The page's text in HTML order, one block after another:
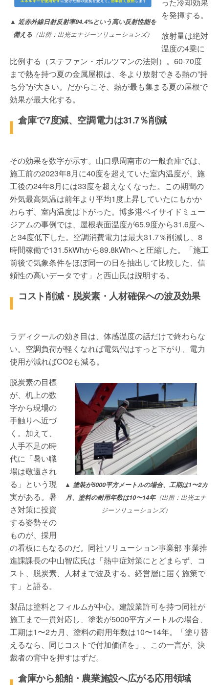
▲ 近赤外線日射反射率94.4%という高い反射性能を
備える （出所：出光エナジーソリューションズ）
った冷却効果
を発揮する。
放射量は絶対
温度の4乗に
比例する（ステファン・ボルツマンの法則）。60-70度
まで熱を持つ夏の金属屋根は、冬より放射できる熱の”持
ち分”が大きい。だからこそ、熱が最も集まる夏の屋根で
効果が最大化する。
倉庫で7度減、空調電力は31.7％削減
その効果を数字が示す。山口県周南市の一般倉庫では、
施工前の2023年8月に40度を超えていた室内温度が、施
工後の24年8月には33度を超えなくなった。この期間の
外気最高気温は前年より平均1度上昇していたにもかか
わらず、室内温度は下がった。博多港ベイサイドミュー
ジアムの事例では、屋根表面温度が65.9度から31.6度へ
と34度低下した。空調消費電力は最大31.7％削減し、8
時間稼働で131.5kWhから89.8kWhへと圧縮した。「施工
前後で気象条件をほぼ同一の日を抽出して比較した、信
頼性の高いデータです」と西山氏は説明する。
コスト削減・脱炭素・人材確保への波及効果
ラディクールの効き目は、体感温度の話だけで終わらな
い。空調負荷が軽くなれば電気代はすっと下がり、電力
使用が減ればCO2も減る。
▲ 塗装が5000平方メートルの場合、工期は1〜2カ
月、塗料の耐用年数は10〜14年（出所：出光エナ
ジーソリューションズ）
脱炭素の目標
が、机上の数
字から現場の
手触りへ近づ
く。加えて、
人手不足の時
代に「暑い職
場は敬遠され
る」という現
実がある。暑
さ対策に投資
する姿勢その
ものが、採用
の看板にもなるのだ。同社ソリューション事業部 事業推
進課課長の中山智広氏は「熱中症対策にとどまらず、コ
スト、脱炭素、人材まで波及する。経営層に届く施策で
す」と語る。
製品は塗料とフィルムが中心。建設業許可を持つ同社が
施工まで一貫対応し、塗装が5000平方メートルの場合、
工期は1〜2カ月、塗料の耐用年数は10〜14年。「塗り替
えるなら、同じコストで付加価値を」。この一言が、決
裁者の背中を押すはずだ。
倉庫から船舶・農業施設へ広がる応用領域